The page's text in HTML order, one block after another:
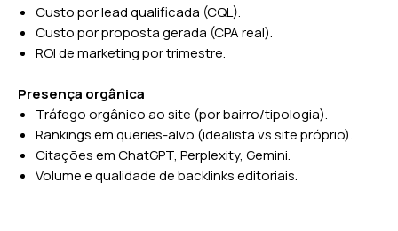
Custo por lead qualificada (CQL).
Custo por proposta gerada (CPA real).
ROI de marketing por trimestre.
Presença orgânica
Tráfego orgânico ao site (por bairro/tipologia).
Rankings em queries-alvo (idealista vs site próprio).
Citações em ChatGPT, Perplexity, Gemini.
Volume e qualidade de backlinks editoriais.